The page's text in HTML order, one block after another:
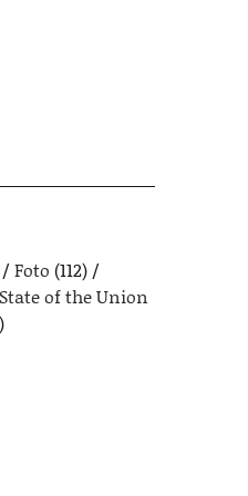
Foto (112)
State of the Union